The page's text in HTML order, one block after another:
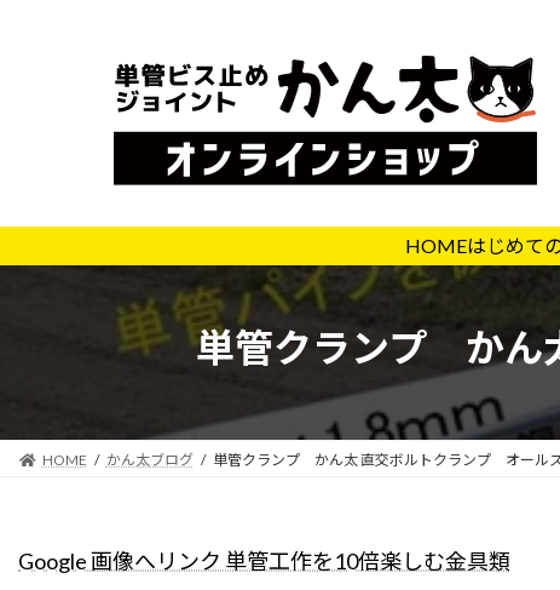
HOMEはじめて
単管クランプ かん
HOME かん太ブログ 単管クランプ かん太 直交ボルトクランプ オール
Google 画像へリンク 単管工作を10倍楽しむ金具類